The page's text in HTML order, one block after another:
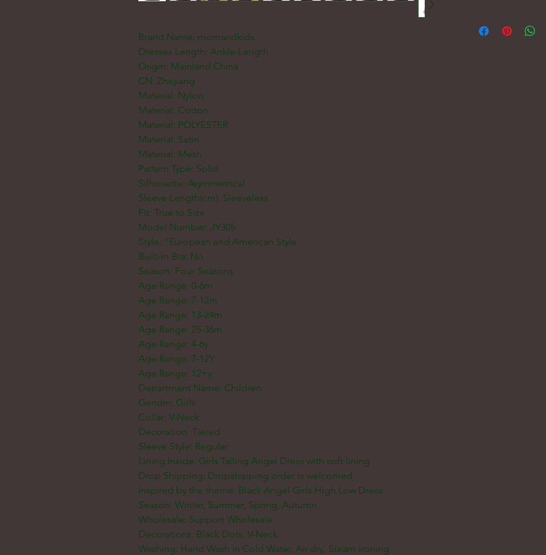
Brand Name: momandkids
Dresses Length: Ankle-Length
Origin: Mainland China
CN: Zhejiang
Material: Nylon
Material: Cotton
Material: POLYESTER
Material: Satin
Material: Mesh
Pattern Type: Solid
Silhouette: Asymmetrical
Sleeve Length(cm): Sleeveless
Fit: True to Size
Model Number: JY305
Style: "European and American Style
Built-in Bra: No
Season: Four Seasons
Age Range: 0-6m
Age Range: 7-12m
Age Range: 13-24m
Age Range: 25-36m
Age Range: 4-6y
Age Range: 7-12Y
Age Range: 12+y
Department Name: Children
Gender: Girls
Collar: V-Neck
Decoration: Tiered
Sleeve Style: Regular
Lining Inside: Girls Tailing Angel Dress with soft lining
Drop Shipping: Dropshipping order is welcomed
Inspired by the theme: Black Angel Girls High Low Dress
Season: Winter, Summer, Spring, Autumn
Wholesale: Support Wholesale
Decorations: Black Dots, V-Neck
Washing: Hand Wash in Cold Water, Air-dry, Steam ironing